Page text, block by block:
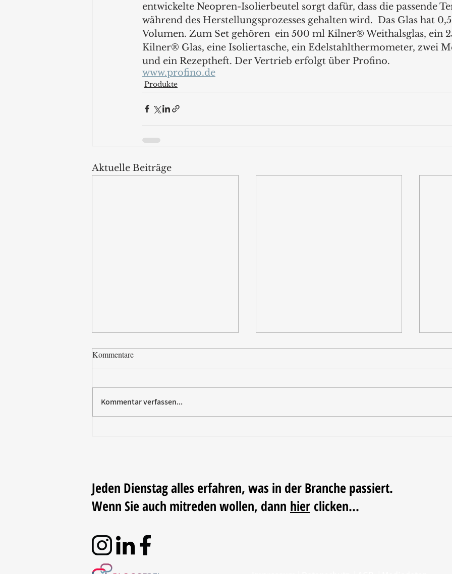
entwickelte Neopren-Isolierbeutel sorgt dafür, dass die passende
während des Herstellungsprozesses gehalten wird.  Das Glas hat
Volumen. Zum Set gehören  ein 500 ml Kilner® Weithalsglas, ein
Kilner® Glas, eine Isoliertasche, ein Edelstahlthermometer, zwei
und ein Rezeptheft. Der Vertrieb erfolgt über Profino.
www.profino.de
Produkte
Aktuelle Beiträge
Kommentare
Kommentar verfassen...
Jeden Dienstag alles erfahren, was in der Branche passiert.
Wenn Sie auch mitreden wollen, dann hier clicken...